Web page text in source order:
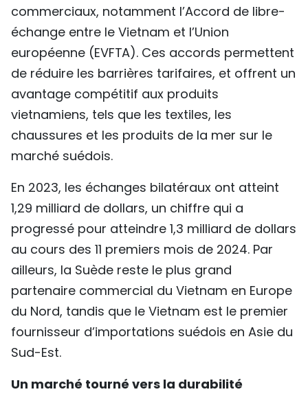
commerciaux, notamment l’Accord de libre-
échange entre le Vietnam et l’Union
européenne (EVFTA). Ces accords permettent
de réduire les barrières tarifaires, et offrent un
avantage compétitif aux produits
vietnamiens, tels que les textiles, les
chaussures et les produits de la mer sur le
marché suédois.
En 2023, les échanges bilatéraux ont atteint
1,29 milliard de dollars, un chiffre qui a
progressé pour atteindre 1,3 milliard de dollars
au cours des 11 premiers mois de 2024. Par
ailleurs, la Suède reste le plus grand
partenaire commercial du Vietnam en Europe
du Nord, tandis que le Vietnam est le premier
fournisseur d’importations suédois en Asie du
Sud-Est.
Un marché tourné vers la durabilité